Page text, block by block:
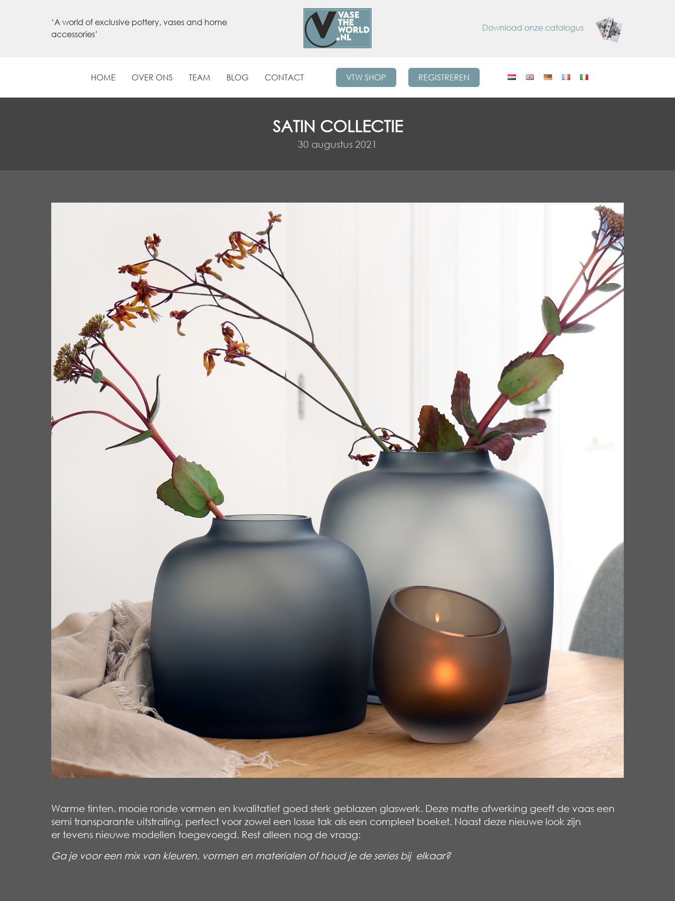
‘A world of exclusive pottery, vases and home
accessories’
Download onze catalogus
HOME OVER ONS TEAM BLOG CONTACT VTW SHOP REGISTREREN
SATIN COLLECTIE
30 augustus 2021
Warme tinten, mooie ronde vormen en kwalitatief goed sterk geblazen glaswerk. Deze matte afwerking geeft de vaas een
semi transparante uitstraling, perfect voor zowel een losse tak als een compleet boeket. Naast deze nieuwe look zijn
er tevens nieuwe modellen toegevoegd. Rest alleen nog de vraag:
Ga je voor een mix van kleuren, vormen en materialen of houd je de series bij elkaar?